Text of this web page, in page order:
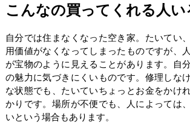
こんなの買ってくれる人い
自分では住まなくなった空き家。たいてい
用価値がなくなってしまったものですが、
が宝物のように見えることがあります。自
の魅力に気づきにくいものです。修理しな
な状態でも、たいていちょっとお金をかけ
かりです。場所が不便でも、人によっては
いという場合もあります。